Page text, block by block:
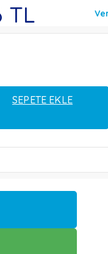
TL
SEPETE EKLE